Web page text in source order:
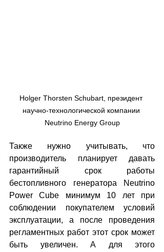
Holger Thorsten Schubart, президент
научно-технологической компании
Neutrino Energy Group
Также нужно учитывать, что
производитель планирует давать
гарантийный срок работы
бестопливного генератора Neutrino
Power Cube минимум 10 лет при
соблюдении покупателем условий
эксплуатации, а после проведения
регламентных работ этот срок может
быть увеличен. А для этого